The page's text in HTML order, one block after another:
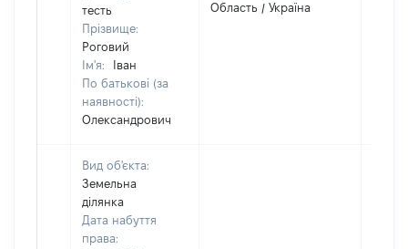
тесть
Прізвище:
Роговий
Ім'я:
Іван
По батькові (за
наявності):
Олександрович
Область / Україна
Вид об'єкта:
Земельна
ділянка
Дата набуття
права: